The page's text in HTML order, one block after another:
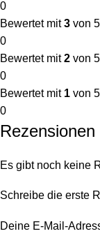
0
Bewertet mit3 von 5
0
Bewertet mit2 von 5
0
Bewertet mit 1 von 5
0
Rezensionen
Es gibt noch keine
Schreibe die erste
Deine E-Mail-